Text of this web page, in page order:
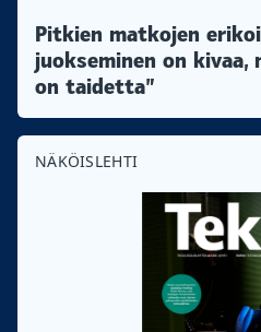
Pitkien matkojen
juokseminen on
on taidetta”
NÄKÖISLEHTI